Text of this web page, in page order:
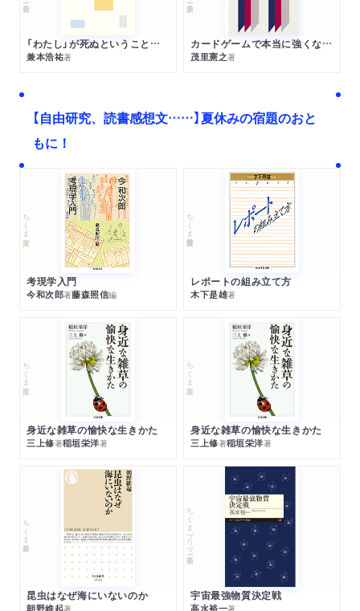
「わたし」が死ぬということの哲学
兼本浩祐著
カードゲームで本当に強くなる考え方
茂里憲之著
【自由研究、読書感想文……】夏休みの宿題のおと
もに！
ちくま文庫
考現学入門
今和次郎著藤森照信編
ちくま学芸文庫
レポートの組み立て方
木下是雄著
ちくま文庫
身近な雑草の愉快な生きかた
三上修著稲垣栄洋著
ちくま文庫
身近な雑草の愉快な生きかた
三上修著稲垣栄洋著
ちくま新書
昆虫はなぜ海にいないのか
著
ちくまプリマー新書
宇宙最強物質決定戦
著